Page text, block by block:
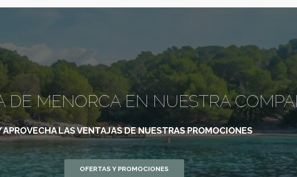
DE MENORCA EN NUESTRA
APROVECHA LAS VENTAJASDE NUESTRAS PROMOCIONES
OFERTAS Y PROMOCIONES